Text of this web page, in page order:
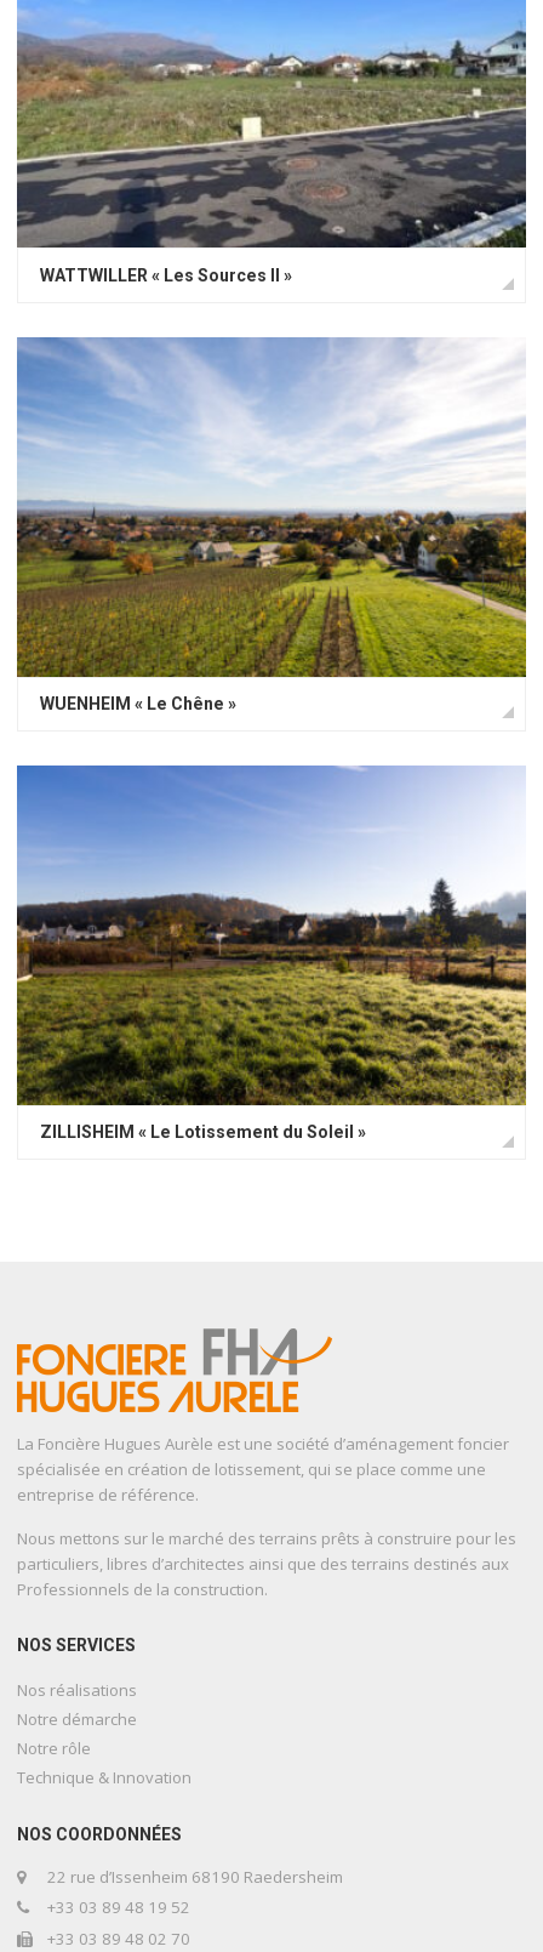
WATTWILLER « Les Sources II »
WUENHEIM « Le Chêne »
ZILLISHEIM « Le Lotissement du Soleil »
La Foncière Hugues Aurèle est une société d’aménagement foncier
spécialisée en création de lotissement, qui se place comme une
entreprise de référence.
Nous mettons sur le marché des terrains prêts à construire pour les
particuliers, libres d’architectes ainsi que des terrains destinés aux
Professionnels de la construction.
NOS SERVICES
Nos réalisations
Notre démarche
Notre rôle
Technique & Innovation
NOS COORDONNÉES
22 rue d’Issenheim 68190 Raedersheim
+33 03 89 48 19 52
+33 03 89 48 02 70